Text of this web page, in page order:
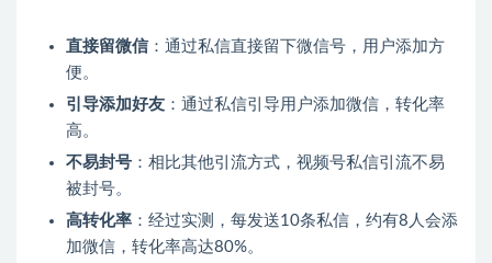
直接留微信：通过私信直接留下微信号，用户添加方
便。
引导添加好友 ：通过私信引导用户添加微信，转化率
高。
不易封号 ：相比其他引流方式，视频号私信引流不易
被封号。
高转化率 ：经过实测，每发送10条私信，约有8人会添
加微信，转化率高达80%。